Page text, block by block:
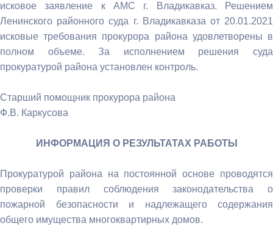
исковое заявление к АМС г. Владикавказ. Решением
Ленинского районного суда г. Владикавказа от 20.01.2021
исковые требования прокурора района удовлетворены в
полном объеме. За исполнением решения суда
прокуратурой района установлен контроль.
Старший помощник прокурора района
Ф.В. Каркусова
ИНФОРМАЦИЯ О РЕЗУЛЬТАТАХ РАБОТЫ
Прокуратурой района на постоянной основе проводятся
проверки правил соблюдения законодательства о
пожарной безопасности и надлежащего содержания
общего имущества многоквартирных домов.